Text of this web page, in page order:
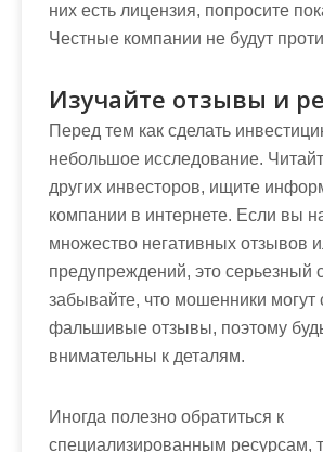
них есть лицензия, попросите
Честные компании не будут
Изучайте отзывы и
Перед тем как сделать
небольшое исследование.
других инвесторов, ищите
компании в интернете. Если вы
множество негативных отзывов
предупреждений, это серьезный
забывайте, что мошенники могут
фальшивые отзывы, поэтому
внимательны к деталям.
Иногда полезно обратиться к
специализированным ресурсам,